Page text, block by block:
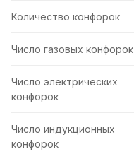
Количество конфорок
Число газовых конфорок
Число электрических
конфорок
Число индукционных
конфорок